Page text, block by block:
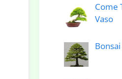
Come
Vaso